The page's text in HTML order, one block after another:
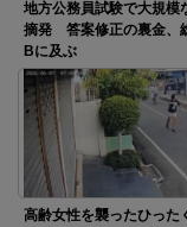
地方公務員試験で大規模
摘発 答案修正の裏金、
Bに及ぶ
高齢女性を襲ったひった